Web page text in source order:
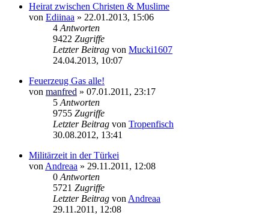
Heirat zwischen Christen & Muslime
von Ediinaa » 22.01.2013, 15:06
4 Antworten
9422 Zugriffe
Letzter Beitrag von Mucki1607
24.04.2013, 10:07
Feuerzeug Gas alle!
von manfred » 07.01.2011, 23:17
5 Antworten
9755 Zugriffe
Letzter Beitrag von Tropenfisch
30.08.2012, 13:41
Militärzeit in der Türkei
von Andreaa » 29.11.2011, 12:08
0 Antworten
5721 Zugriffe
Letzter Beitrag von Andreaa
29.11.2011, 12:08